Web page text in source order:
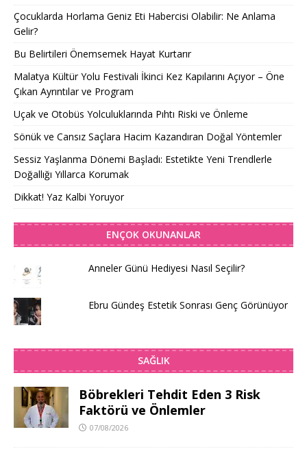
Çocuklarda Horlama Geniz Eti Habercisi Olabilir: Ne Anlama
Gelir?
Bu Belirtileri Önemsemek Hayat Kurtarır
Malatya Kültür Yolu Festivali İkinci Kez Kapılarını Açıyor – Öne
Çıkan Ayrıntılar ve Program
Uçak ve Otobüs Yolculuklarında Pıhtı Riski ve Önleme
Sönük ve Cansız Saçlara Hacim Kazandıran Doğal Yöntemler
Sessiz Yaşlanma Dönemi Başladı: Estetikte Yeni Trendlerle
Doğallığı Yıllarca Korumak
Dikkat! Yaz Kalbi Yoruyor
ENÇOK OKUNANLAR
Anneler Günü Hediyesi Nasıl Seçilir?
Ebru Gündeş Estetik Sonrası Genç Görünüyor
SAĞLIK
Böbrekleri Tehdit Eden 3 Risk
Faktörü ve Önlemler
07/08/2026